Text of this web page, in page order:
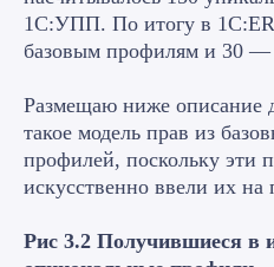
1С:УПП. По итогу в
базовым профилям и 30
Размещаю ниже описание
такое модель прав из
профилей, поскольку эти
искусственно ввели их на
Рис 3.2 Получившиеся в